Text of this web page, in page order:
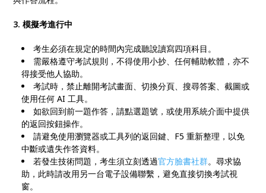
3. 模擬考進行中
考生必須在規定的時間內完成聽說讀寫四項科目。
需嚴格遵守考試規則，不得使用小抄、任何輔助軟體，亦不
得接受他人協助。
考試時，禁止離開考試畫面、切換分頁、搜尋答案、截圖或
使用任何 AI 工具。
如欲回到前一題作答，請點選題號，或使用系統介面中提供
的返回按鈕操作。
請避免使用瀏覽器或工具列的返回鍵、F5 重新整理，以免
中斷或遺失作答資料。
若發生技術問題，考生須立刻透過官方臉書社群。尋求協
助，此時請改用另一台電子設備聯繫，避免直接切換考試視
窗。